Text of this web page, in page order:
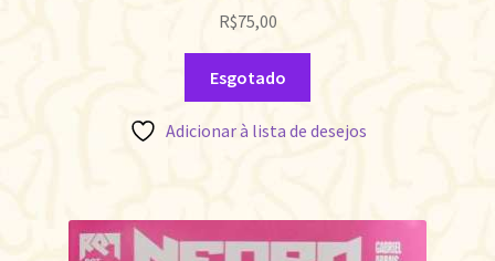
R$75,00
Esgotado
Adicionar à lista de desejos